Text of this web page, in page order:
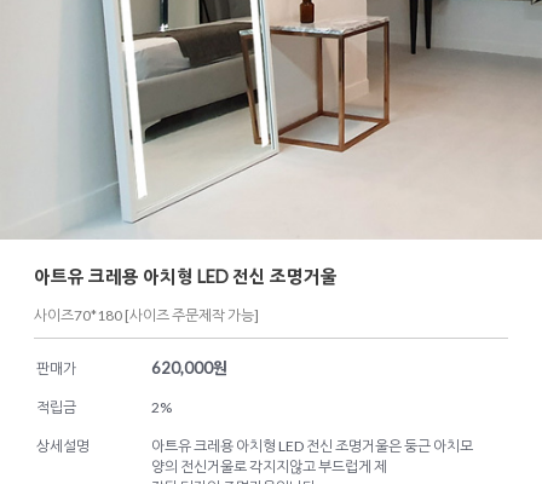
아트유 크레용 아치형 LED 전신 조명거울
사이즈70*180 [사이즈 주문제작 가능]
판매가 620,000원
적립금 2%
상세설명
아트유 크레용 아치형 LED 전신 조명거울은 둥근 아치모
양의 전신거울로 각지지않고 부드럽게 제